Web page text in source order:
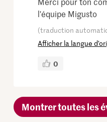
l'équipe Migusto
(traduction
Afficher la langue
0
Montrer toutes les